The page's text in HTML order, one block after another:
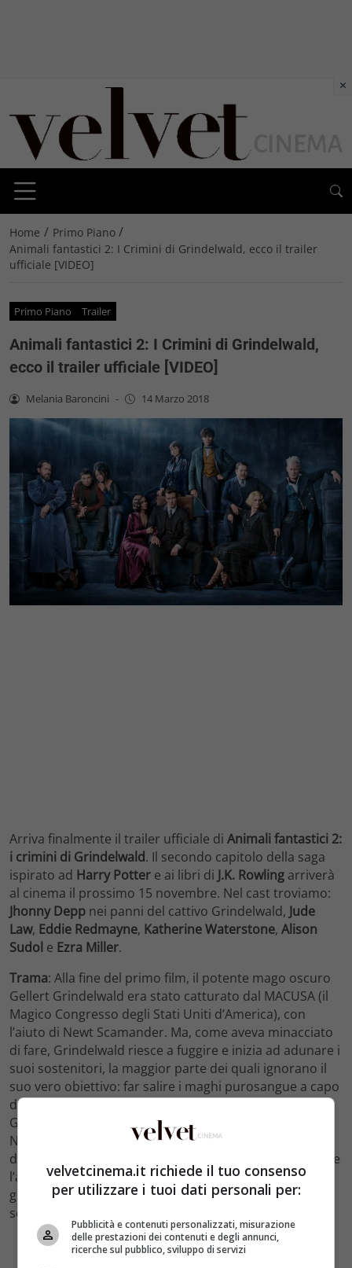
Home / Primo Piano /
Animali fantastici 2: I Crimini di Grindelwald, ecco il trailer
ufficiale [VIDEO]
Primo Piano Trailer
Animali fantastici 2: I Crimini di Grindelwald,
ecco il trailer ufficiale [VIDEO]
Melania Baroncini - 14 Marzo 2018
Arriva finalmente il trailer ufficiale di Animali fantastici 2:
i crimini di Grindelwald. Il secondo capitolo della saga
ispirato ad Harry Potter e ai libri di J.K. Rowling arriverà
al cinema il prossimo 15 novembre. Nel cast troviamo:
Jhonny Depp nei panni del cattivo Grindelwald, Jude
Law, Eddie Redmayne, Katherine Waterstone, Alison
Sudol e Ezra Miller.
Trama: Alla fine del primo film, il potente mago oscuro
Gellert Grindelwald era stato catturato dal MACUSA (il
Magico Congresso degli Stati Uniti d’America), con
l’aiuto di Newt Scamander. Ma, come aveva minacciato
di fare, Grindelwald riesce a fuggire e inizia ad adunare i
suoi sostenitori, la maggior parte dei quali ignorano il
suo vero obiettivo: far salire i maghi purosangue a capo
di tutti gli esseri non magici. Per sventare i piani di
Grindelwald, Albus Silente recluta il suo ex studente
Newt Scamander, che acconsente ad aiutarlo, ignaro
dei pericoli che lo aspettano. Si creano divisioni, mentre
l’amore e la lealtà vengono messi alla prova, anche tra
gli amici più sinceri e in famiglia, in un magico mondo
sempre più frammentato.
×
velvetcinema.it richiede il tuo consenso
per utilizzare i tuoi dati personali per:
Pubblicità e contenuti personalizzati, misurazione
delle prestazioni dei contenuti e degli annunci,
ricerche sul pubblico, sviluppo di servizi